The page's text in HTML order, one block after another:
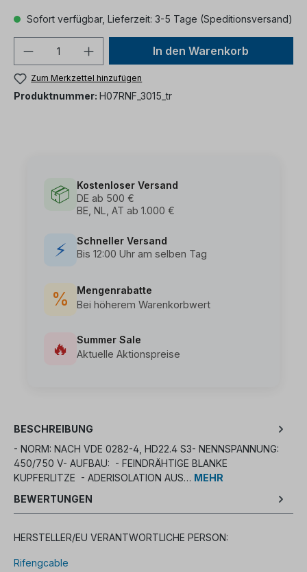
Sofort verfügbar, Lieferzeit: 3-5 Tage (Speditionsversand)
In den Warenkorb
Zum Merkzettel hinzufügen
Produktnummer: H07RNF_3015_tr
📦
Kostenloser Versand
DE ab 500 €
BE, NL, AT ab 1.000 €
⚡
Schneller Versand
Bis 12:00 Uhr am selben Tag
%
Mengenrabatte
Bei höherem Warenkorbwert
🔥
Summer Sale
Aktuelle Aktionspreise
BESCHREIBUNG
- NORM: NACH VDE 0282-4, HD22.4 S3- NENNSPANNUNG:
450/750 V- AUFBAU: - FEINDRÄHTIGE BLANKE
KUPFERLITZE - ADERISOLATION AUS… MEHR
BEWERTUNGEN
HERSTELLER/EU VERANTWORTLICHE PERSON:
Rifengcable